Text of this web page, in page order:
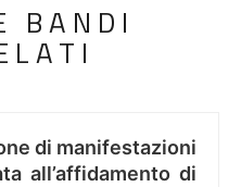
BANDI
di manifestazioni
all’affidamento di